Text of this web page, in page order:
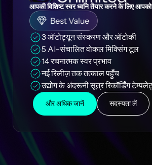
आपकी विशिष्ट स्वर ध्वनि तैयार करने के लिए
3 ऑटोट्यून संस्करण और ऑटोकी
5 AI-संचालित वोकल मिक्सिंग टूल
14 रचनात्मक स्वर प्रभाव
नई रिलीज़ तक तत्काल पहुँच
उद्योग के अंदरूनी सूत्र रिकॉर्डिंग
और अधिक जानें सदस्यता लें